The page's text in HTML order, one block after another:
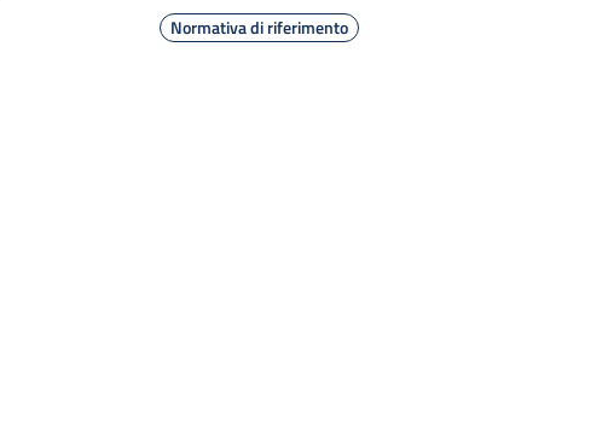
Normativa di riferimento